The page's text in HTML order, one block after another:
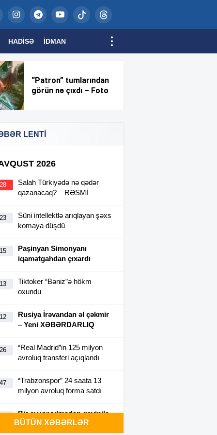
HADISƏ İDMAN
“Patron” tumlarından
görün nə çıxdı – Foto
LENTİ
2026
Salah Türkiyədə nə qədər
qazanacaq? – RƏSMİ
Süni intellektlə arıqlayan şəxs
komaya düşdü
Paşinyan Simonyanı
iqamətgahdan çıxardı
Tiktoker “Bəniz”ə hökm
oxundu
Rusiya İrəvandan əl çəkmir
– Yeni XƏBƏRDARLIQ
“Real Madrid”in 125 milyon
avroluq transferi açıqlandı
“Trabzonspor” 24 saata 13
milyon avroluq forma satdı
Bir ay yuyulmadan geyinilə
bilən futbolka yaradıldı-
BÜTÜN XƏBƏRLƏR